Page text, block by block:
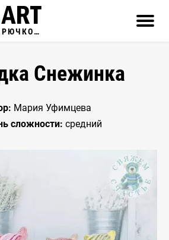
СХЕМЫ ВЯЗАНИЯ КРЮЧКОМ
Снежинка
Мария Уфимцева
сложности: средний